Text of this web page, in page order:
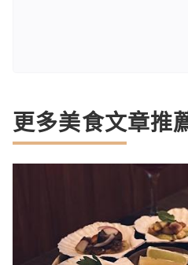
更多美食文章推